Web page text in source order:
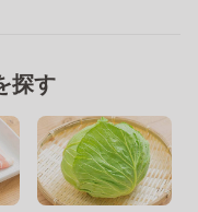
探す